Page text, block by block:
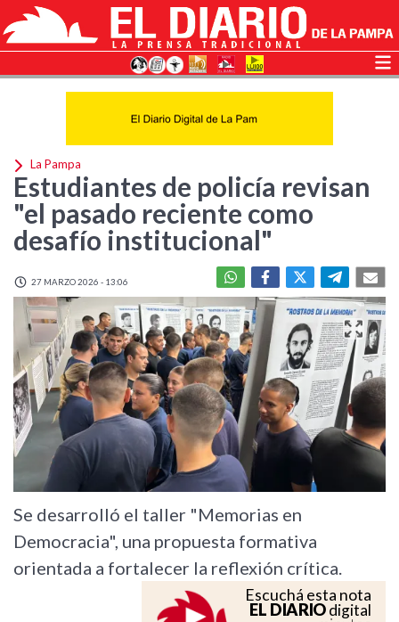
La Pampa
Estudiantes de policía revisan
"el pasado reciente como
desafío institucional"
27 MARZO 2026 - 13:06
Se desarrolló el taller "Memorias en
Democracia", una propuesta formativa
orientada a fortalecer la reflexión crítica.
Escuchá esta nota
EL DIARIOdigital